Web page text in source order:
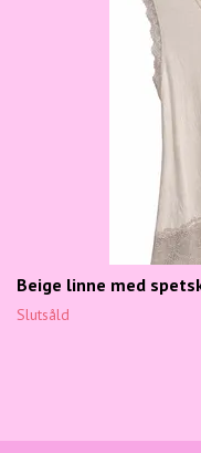
Beige linne med
Slutsåld